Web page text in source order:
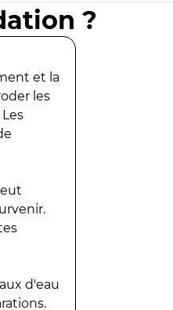
?
et la
les
d'eau